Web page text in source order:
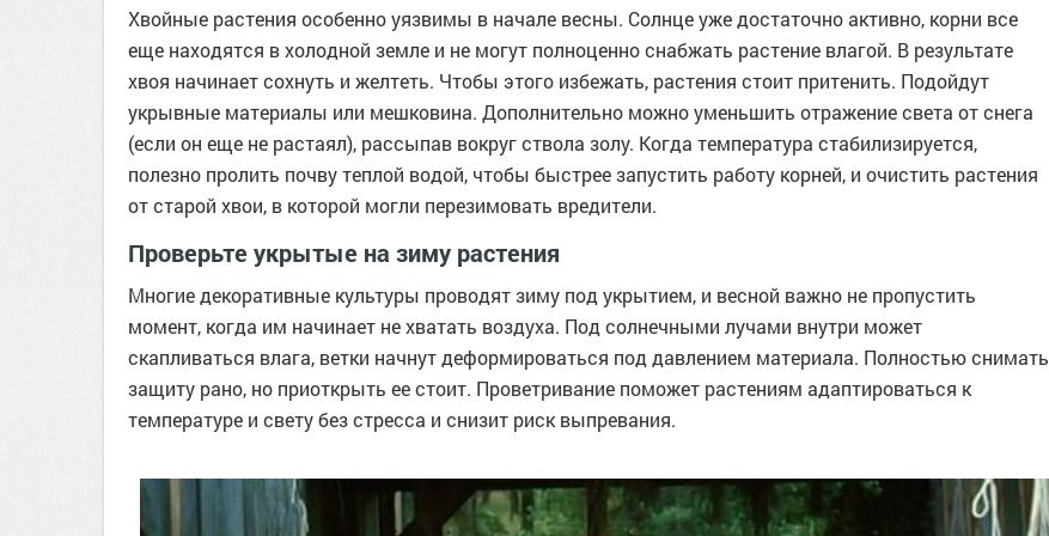
Хвойные растения особенно уязвимы в начале весны. Солнце уже достаточно активно, корни все
еще находятся в холодной земле и не могут полноценно снабжать растение влагой. В результате
хвоя начинает сохнуть и желтеть. Чтобы этого избежать, растения стоит притенить. Подойдут
укрывные материалы или мешковина. Дополнительно можно уменьшить отражение света от снега
(если он еще не растаял), рассыпав вокруг ствола золу. Когда температура стабилизируется,
полезно пролить почву теплой водой, чтобы быстрее запустить работу корней, и очистить растения
от старой хвои, в которой могли перезимовать вредители.
Проверьте укрытые на зиму растения
Многие декоративные культуры проводят зиму под укрытием, и весной важно не пропустить
момент, когда им начинает не хватать воздуха. Под солнечными лучами внутри может
скапливаться влага, ветки начнут деформироваться под давлением материала. Полностью снимать
защиту рано, но приоткрыть ее стоит. Проветривание поможет растениям адаптироваться к
температуре и свету без стресса и снизит риск выпревания.